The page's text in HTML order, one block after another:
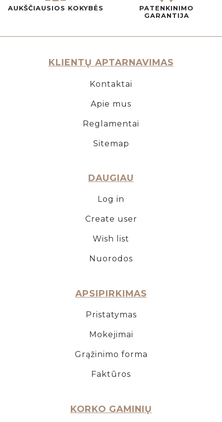
AUKŠČIAUSIOS KOKYBĖS
PATENKINIMO
GARANTIJA
KLIENTŲ APTARNAVIMAS
Kontaktai
Apie mus
Reglamentai
Sitemap
DAUGIAU
Log in
Create user
Wish list
Nuorodos
APSIPIRKIMAS
Pristatymas
Mokejimai
Grąžinimo forma
Faktūros
KORKO GAMINIŲ